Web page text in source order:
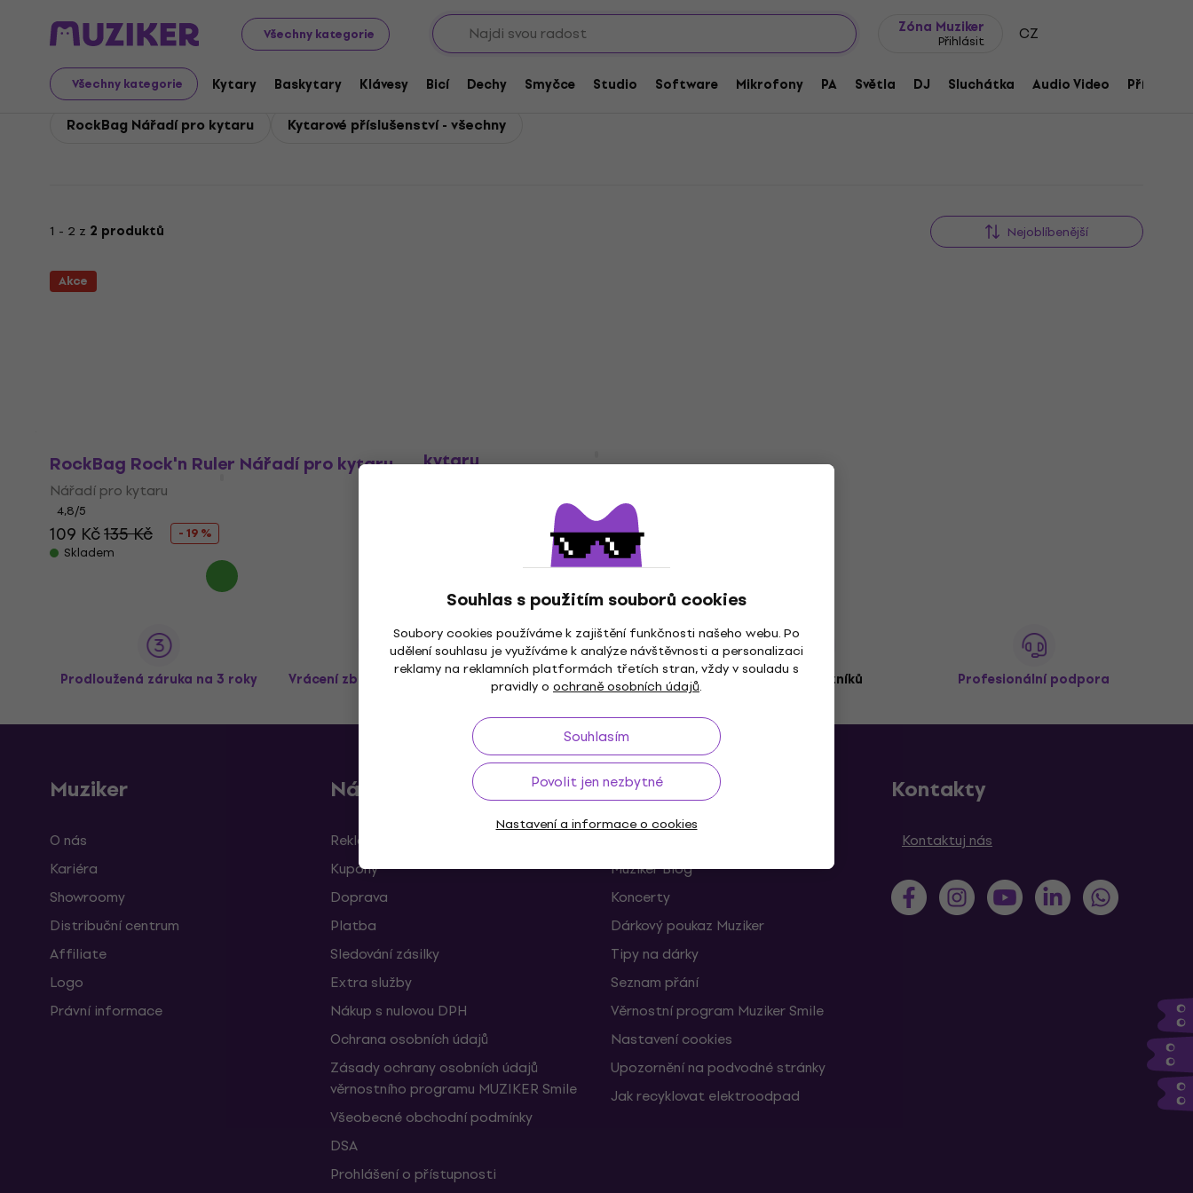
Všechny kategorie
Zóna Muziker
Přihlásit CZ
Všechny kategorie Kytary Baskytary Klávesy Bicí Dechy Smyčce Studio Software Mikrofony PA Světla DJ Sluchátka Audio Video
Souhlas s použitím souborů cookies
Soubory cookies používáme k zajištění funkčnosti našeho webu. Po
udělení souhlasu je využíváme k analýze návštěvnosti a personalizaci
reklamy na reklamních platformách třetích stran, vždy v souladu s
pravidly o ochraně osobních údajů.
Souhlasím
Povolit jen nezbytné
Nastavení a informace o cookies
RockBag Kytary RockBag Kytarové příslušenství
RockBag Kytarové příslušenství
RockBag Nářadí pro kytaru Kytarové příslušenství - všechny
1 - 2 z 2 produktů Nejoblíbenější
Akce
RockBag Rock'n Ruler Nářadí pro kytaru
Nářadí pro kytaru
4,8/5
109 Kč135 Kč
- 19 %
Skladem
kytaru
Prodloužená záruka na 3 roky Vrácení zboží až do 30 dnů Doprava zdarmaod 2 500 Kč 3M+ zákazníků Profesionální podpora
Muziker
O nás
Kariéra
Showroomy
Distribuční centrum
Affiliate
Logo
Právní informace
Nákup
Reklamace a odstoupení od smlouvy
Kupóny
Doprava
Platba
Sledování zásilky
Extra služby
Nákup s nulovou DPH
Ochrana osobních údajů
Zásady ochrany osobních údajů
věrnostního programu MUZIKER Smile
Všeobecné obchodní podmínky
DSA
Prohlášení o přístupnosti
Užitečné
Muziker Blog
Koncerty
Dárkový poukaz Muziker
Tipy na dárky
Seznam přání
Věrnostní program Muziker Smile
Nastavení cookies
Upozornění na podvodné stránky
Jak recyklovat elektroodpad
Kontakty
Kontaktuj nás